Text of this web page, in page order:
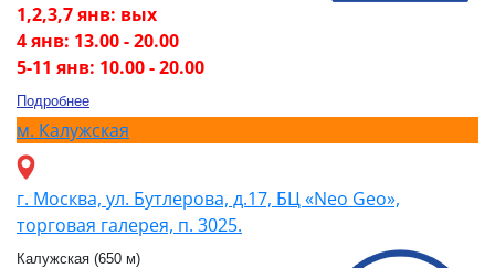
1,2,3,7 янв: вых
4 янв: 13.00 - 20.00
5-11 янв: 10.00 - 20.00
Подробнее
м. Калужская
г. Москва, ул. Бутлерова, д.17, БЦ «Neo Geo»,
торговая галерея, п. 3025.
Калужская (650 м)